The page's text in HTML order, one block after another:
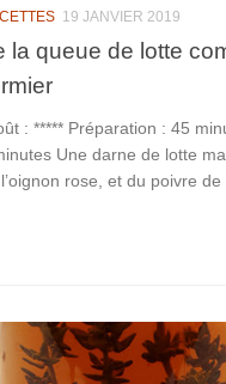
19 JANVIER 2019
la queue de lotte
: ***** Préparation : 45
Une darne de lotte
rose, et du poivre